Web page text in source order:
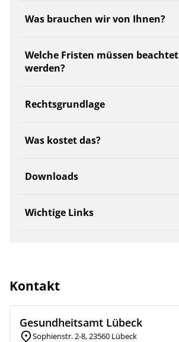
Was brauchen wir von Ihnen?
Welche Fristen müssen beachtet
werden?
Rechtsgrundlage
Was kostet das?
Downloads
Wichtige Links
Kontakt
Gesundheitsamt Lübeck
Sophienstr. 2-8, 23560 Lübeck